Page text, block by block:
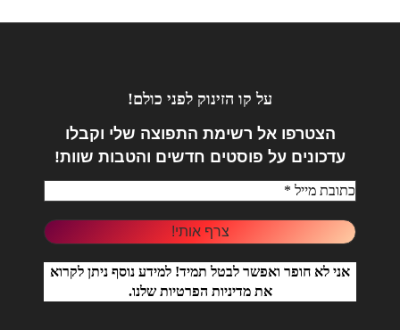
על קו הזינוק לפני כולם!
הצטרפו אל רשימת התפוצה שלי וקבלו
עדכונים על פוסטים חדשים והטבות שוות!
אני לא חופר ואפשר לבטל תמיד! למידע נוסף ניתן לקרוא
אתמדיניות הפרטיותשלנו.